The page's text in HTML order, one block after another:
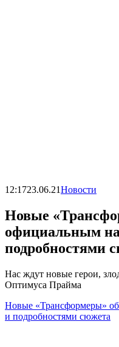
12:1723.06.21Новости
Новые
официальным
подробностями
Нас ждут новые герои,
Оптимуса Прайма
Новые «Трансформеры»
и подробностями сюжета